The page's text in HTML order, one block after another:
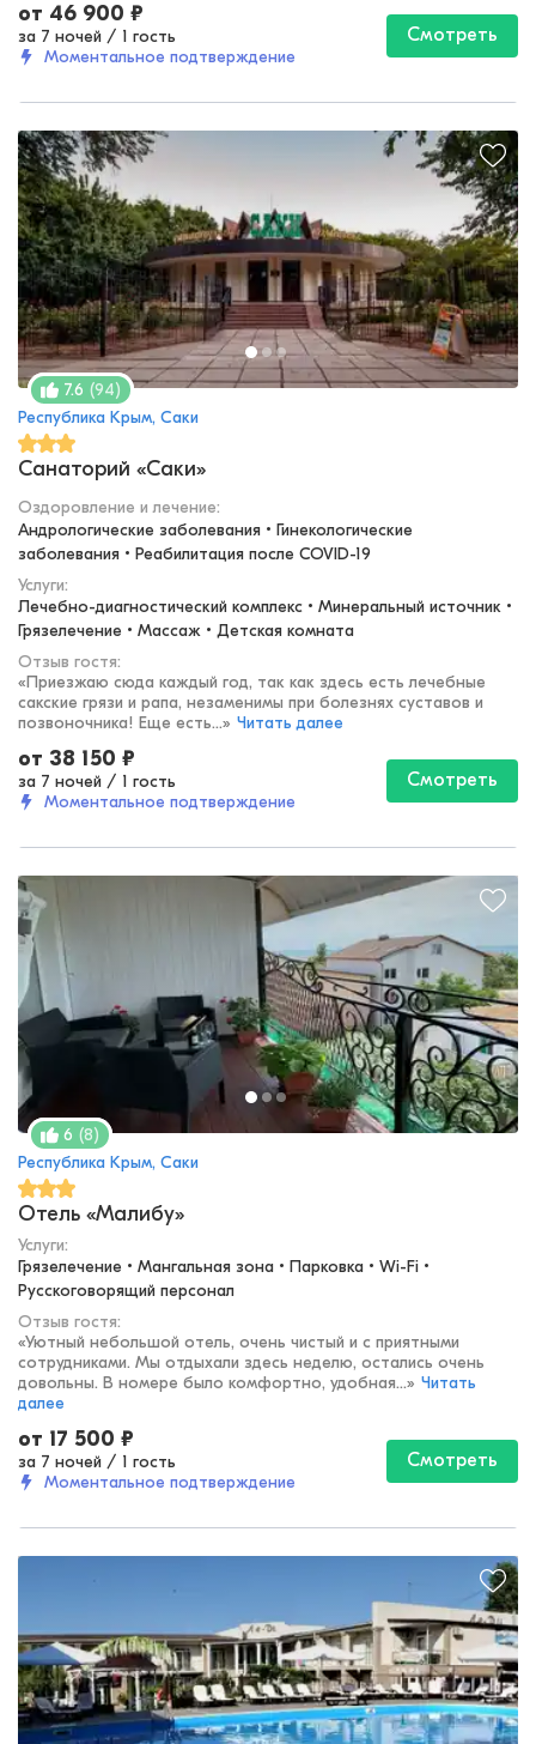
от 46 900 ₽
за 7 ночей / 1 гость
Моментальное подтверждение
Смотреть
7.6 (94)
Республика Крым, Саки
Санаторий «Саки»
Оздоровление и лечение:
Андрологические заболевания • Гинекологические
заболевания • Реабилитация после COVID-19
Услуги:
Лечебно-диагностический комплекс • Минеральный источник •
Грязелечение • Массаж • Детская комната
Отзыв гостя:
«Приезжаю сюда каждый год, так как здесь есть лечебные
сакские грязи и рапа, незаменимы при болезнях суставов и
позвоночника! Еще есть...» Читать далее
от 38 150 ₽
за 7 ночей / 1 гость
Моментальное подтверждение
Смотреть
6 (8)
Республика Крым, Саки
Отель «Малибу»
Услуги:
Грязелечение • Мангальная зона • Парковка • Wi-Fi •
Русскоговорящий персонал
Отзыв гостя:
«Уютный небольшой отель, очень чистый и с приятными
сотрудниками. Мы отдыхали здесь неделю, остались очень
довольны. В номере было комфортно, удобная...» Читать
далее
от 17 500 ₽
за 7 ночей / 1 гость
Моментальное подтверждение
Смотреть